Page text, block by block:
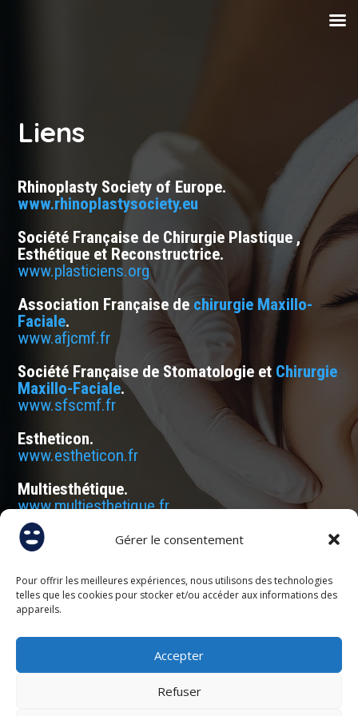
Gérer le consentement
Pour offrir les meilleures expériences, nous utilisons des technologies
telles que les cookies pour stocker et/ou accéder aux informations des
appareils.
Accepter
Refuser
Liens
Rhinoplasty Society of Europe.
www.rhinoplastysociety.eu
Société Française de Chirurgie Plastique ,
Esthétique et Reconstructrice.
www.plasticiens.org
Association Française de chirurgie Maxillo-
Faciale.
www.afjcmf.fr
Société Française de Stomatologie et Chirurgie
Maxillo-Faciale.
www.sfscmf.fr
Estheticon.
www.estheticon.fr
Multiesthétique.
www.multiesthetique.fr